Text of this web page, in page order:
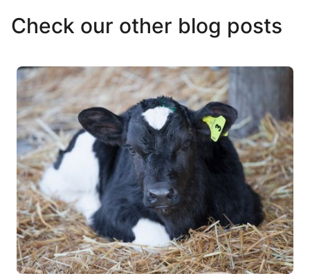
Check our other blog posts